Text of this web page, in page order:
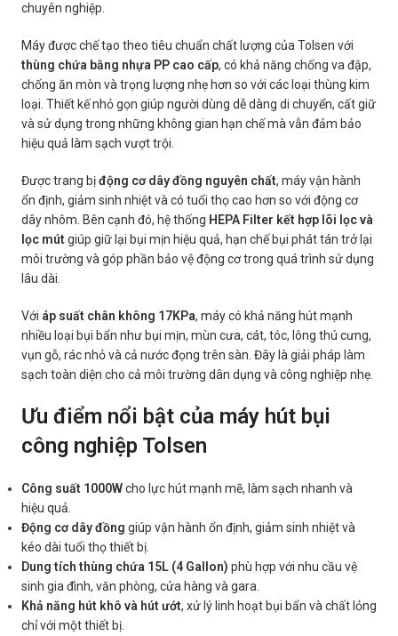
chuyên nghiệp.
Máy được chế tạo theo tiêu chuẩn chất lượng của Tolsen với
thùng chứa bằng nhựa PP cao cấp, có khả năng chống va đập,
chống ăn mòn và trọng lượng nhẹ hơn so với các loại thùng kim
loại. Thiết kế nhỏ gọn giúp người dùng dễ dàng di chuyển, cất giữ
và sử dụng trong những không gian hạn chế mà vẫn đảm bảo
hiệu quả làm sạch vượt trội.
Được trang bịđộng cơ dây đồng nguyên chất, máy vận hành
ổn định, giảm sinh nhiệt và có tuổi thọ cao hơn so với động cơ
dây nhôm. Bên cạnh đó, hệ thống HEPA Filter kết hợp lõi lọc và
lọc mút giúp giữ lại bụi mịn hiệu quả, hạn chế bụi phát tán trở lại
môi trường và góp phần bảo vệ động cơ trong quá trình sử dụng
lâu dài.
Với áp suất chân không 17KPa, máy có khả năng hút mạnh
nhiều loại bụi bẩn như bụi mịn, mùn cưa, cát, tóc, lông thú cưng,
vụn gỗ, rác nhỏ và cả nước đọng trên sàn. Đây là giải pháp làm
sạch toàn diện cho cả môi trường dân dụng và công nghiệp nhẹ.
Ưu điểm nổi bật của máy hút bụi
công nghiệp Tolsen
Công suất 1000Wcho lực hút mạnh mẽ, làm sạch nhanh và
hiệu quả.
Động cơ dây đồng giúp vận hành ổn định, giảm sinh nhiệt và
kéo dài tuổi thọ thiết bị.
Dung tích thùng chứa 15L (4 Gallon) phù hợp với nhu cầu vệ
sinh gia đình, văn phòng, cửa hàng và gara.
Khả năng hút khô và hút ướt, xử lý linh hoạt bụi bẩn và chất lỏng
chỉ với một thiết bị.